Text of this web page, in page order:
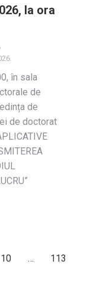
la ora
în sala
de
de
de doctorat
10 …
113